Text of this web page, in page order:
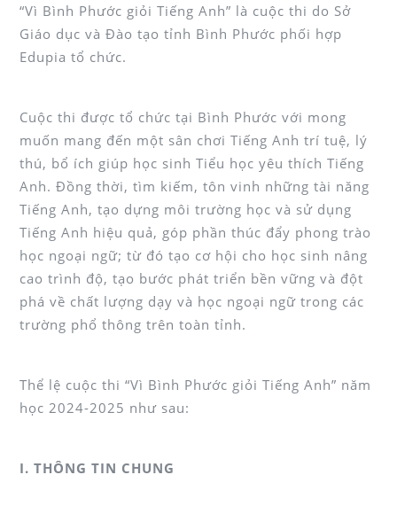
“Vì Bình Phước giỏi Tiếng Anh” là cuộc thi do Sở
Giáo dục và Đào tạo tỉnh Bình Phước phối hợp
Edupia tổ chức.
Cuộc thi được tổ chức tại Bình Phước với mong
muốn mang đến một sân chơi Tiếng Anh trí tuệ, lý
thú, bổ ích giúp học sinh Tiểu học yêu thích Tiếng
Anh. Đồng thời, tìm kiếm, tôn vinh những tài năng
Tiếng Anh, tạo dựng môi trường học và sử dụng
Tiếng Anh hiệu quả, góp phần thúc đẩy phong trào
học ngoại ngữ; từ đó tạo cơ hội cho học sinh nâng
cao trình độ, tạo bước phát triển bền vững và đột
phá về chất lượng dạy và học ngoại ngữ trong các
trường phổ thông trên toàn tỉnh.
Thể lệ cuộc thi “Vì Bình Phước giỏi Tiếng Anh” năm
học 2024-2025 như sau:
I. THÔNG TIN CHUNG